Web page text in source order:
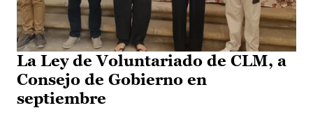
La Ley de Voluntariado de CLM, a
Consejo de Gobierno en
septiembre